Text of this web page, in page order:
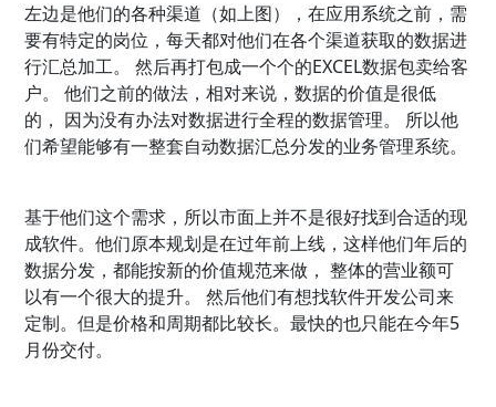
左边是他们的各种渠道（如上图），在应用系统之前，需
要有特定的岗位，每天都对他们在各个渠道获取的数据进
行汇总加工。 然后再打包成一个个的EXCEL数据包卖给客
户。 他们之前的做法，相对来说，数据的价值是很低
的， 因为没有办法对数据进行全程的数据管理。 所以他
们希望能够有一整套自动数据汇总分发的业务管理系统。
基于他们这个需求，所以市面上并不是很好找到合适的现
成软件。他们原本规划是在过年前上线，这样他们年后的
数据分发，都能按新的价值规范来做， 整体的营业额可
以有一个很大的提升。 然后他们有想找软件开发公司来
定制。但是价格和周期都比较长。最快的也只能在今年5
月份交付。